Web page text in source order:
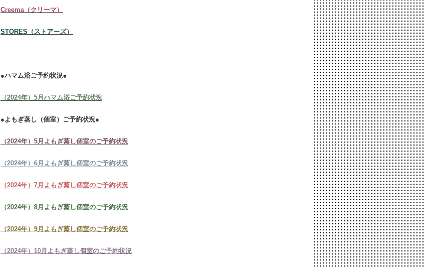
Creema（クリーマ）
STORES（ストアーズ）
●ハマム浴ご予約状況●
（2024年）5月ハマム浴ご予約状況
●よもぎ蒸し（個室）ご予約状況●
（2024年）5月よもぎ蒸し個室のご予約状況
（2024年）6月よもぎ蒸し個室のご予約状況
（2024年）7月よもぎ蒸し個室のご予約状況
（2024年）8月よもぎ蒸し個室のご予約状況
（2024年）9月よもぎ蒸し個室のご予約状況
（2024年）10月よもぎ蒸し個室のご予約状況